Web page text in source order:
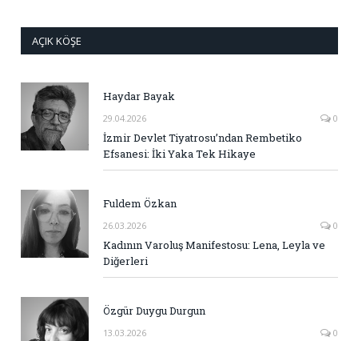
AÇIK KÖŞE
Haydar Bayak
29.04.2026 0
İzmir Devlet Tiyatrosu’ndan Rembetiko
Efsanesi: İki Yaka Tek Hikaye
Fuldem Özkan
26.03.2026 0
Kadının Varoluş Manifestosu: Lena, Leyla ve
Diğerleri
Özgür Duygu Durgun
13.03.2026 0